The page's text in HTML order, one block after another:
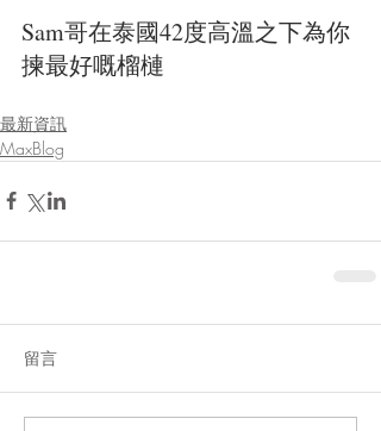
Sam哥在泰國42度高溫之下為你
揀最好嘅榴槤
最新資訊
MaxBlog
留言